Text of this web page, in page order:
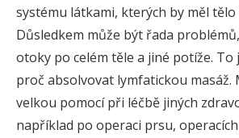
systému látkami, kterých by měl tělo
Důsledkem může být řada
otoky po celém těle a jiné potíže. To
proč absolvovat lymfatickou masáž.
velkou pomocí při léčbě jiných
například po operaci prsu,